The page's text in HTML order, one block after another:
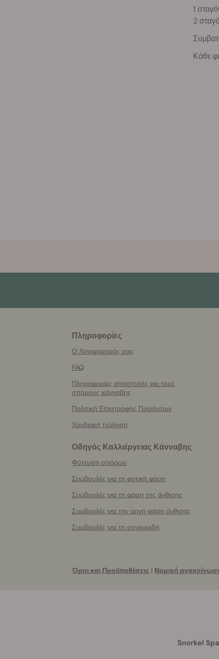
1
2
Κάθε
Πληροφορίες
Ο Λογαριασμός σας
FAQ
Πληροφορίες αποστολής για τους
σπόρους κάνναβης
Πολιτική Επιστροφής Προϊόντων
Χονδρική πώληση
Οδηγός Καλλιέργειας Κάνναβης
Φύτευση σπόρων
Συμβουλές για τη φυτική φάση
Συμβουλές για τη φάση της άνθισης
Συμβουλές για την αργή φάση άνθισης
Συμβουλές για τη συγκομιδή
Όροι και Προϋποθέσεις | Νομική
Snorkel